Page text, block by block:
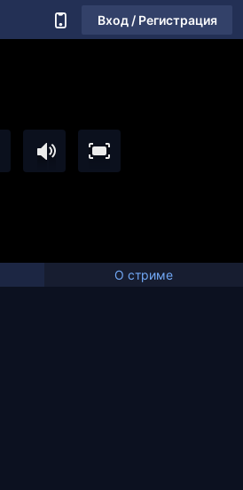
Вход / Регистрация
О стриме